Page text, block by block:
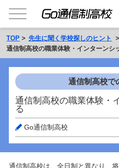
TOP
先生に聞く学校探しのヒント
通信制高校の職業体験・インターンシ
通信制高校で
通信制高校の職業体験・
る
Go通信制高校
通信制高校は、全日制と異なり、